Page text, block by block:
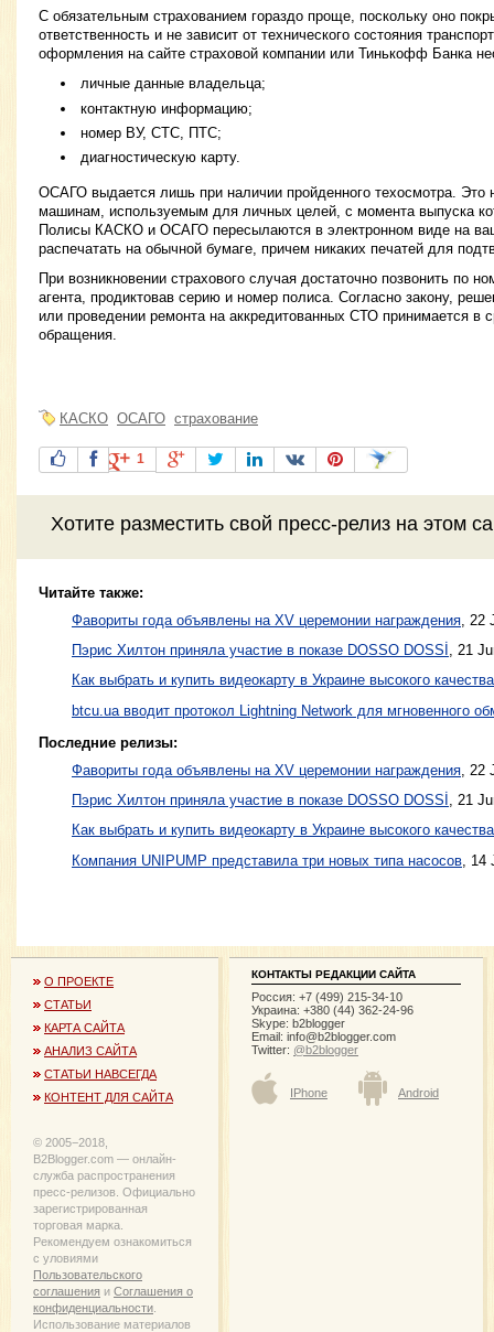
С обязательным страхованием гораздо проще, поскольку оно
ответственность и не зависит от технического состояния
оформления на сайте страховой компании или Тинькофф Банка
личные данные владельца;
контактную информацию;
номер ВУ, СТС, ПТС;
диагностическую карту.
ОСАГО выдается лишь при наличии пройденного техосмотра. Это
машинам, используемым для личных целей, с момента выпуска
Полисы КАСКО и ОСАГО пересылаются в электронном виде на
распечатать на обычной бумаге, причем никаких печатей для
При возникновении страхового случая достаточно позвонить по
агента, продиктовав серию и номер полиса. Согласно закону,
или проведении ремонта на аккредитованных СТО принимается в
обращения.
КАСКО ОСАГО страхование
1
Хотите разместить свой пресс-релиз на этом
Читайте также:
Фавориты года объявлены на XV церемонии награждения 22
Пэрис Хилтон приняла участие в показе DOSSO DOSSİ , 21
Как выбрать и купить видеокарту в Украине высокого качества
btcu.ua вводит протокол Lightning Network для мгновенного
Последние релизы:
Фавориты года объявлены на XV церемонии награждения, 22
Пэрис Хилтон приняла участие в показе DOSSO DOSSİ , 21
Как выбрать и купить видеокарту в Украине высокого качества
Компания UNIPUMP представила три новых типа насосов ,
О ПРОЕКТЕ
СТАТЬИ
КАРТА САЙТА
АНАЛИЗ САЙТА
СТАТЬИ НАВСЕГДА
КОНТЕНТ ДЛЯ САЙТА
© 2005−2018,
B2Blogger.com — онлайн-
служба распространения
пресс-релизов. Официально
зарегистрированная
торговая марка.
Рекомендуем ознакомиться
с уловиями
Пользовательского
соглашения и Соглашения о
конфиденциальности
Использование материалов
КОНТАКТЫ РЕДАКЦИИ САЙТА
Россия: +7 (499) 215-34-10
Украина: +380 (44) 362-24-96
Skype: b2blogger
Email: info@b2blogger.com
Twitter: @b2blogger
IPhone Android